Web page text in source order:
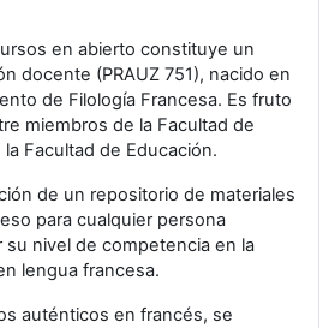
en abierto constituye un
docente (PRAUZ 751), nacido en
de Filología Francesa. Es fruto
miembros de la Facultad de
Facultad de Educación.
de un repositorio de materiales
para cualquier persona
su nivel de competencia en la
lengua francesa.
auténticos en francés, se